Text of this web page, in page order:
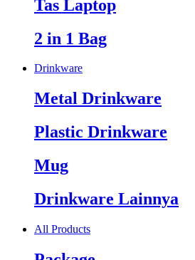
Tas Laptop
2 in 1 Bag
Drinkware
Metal Drinkware
Plastic Drinkware
Mug
Drinkware Lainnya
All Products